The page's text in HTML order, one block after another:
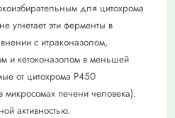
для цитохрома
угнетает эти ферменты в
с итраконазолом,
и кетоконазолом в меньшей
от цитохрома Р450
печени человека).
активностью.